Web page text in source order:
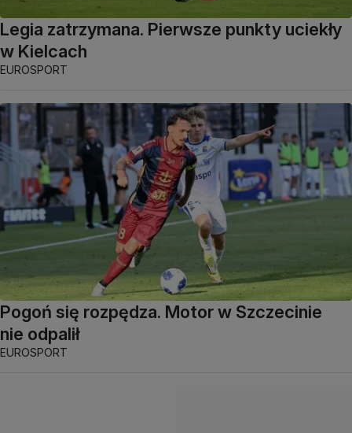
Legia zatrzymana. Pierwsze punkty uciekły
w Kielcach
EUROSPORT
Pogoń się rozpędza. Motor w Szczecinie
nie odpalił
EUROSPORT